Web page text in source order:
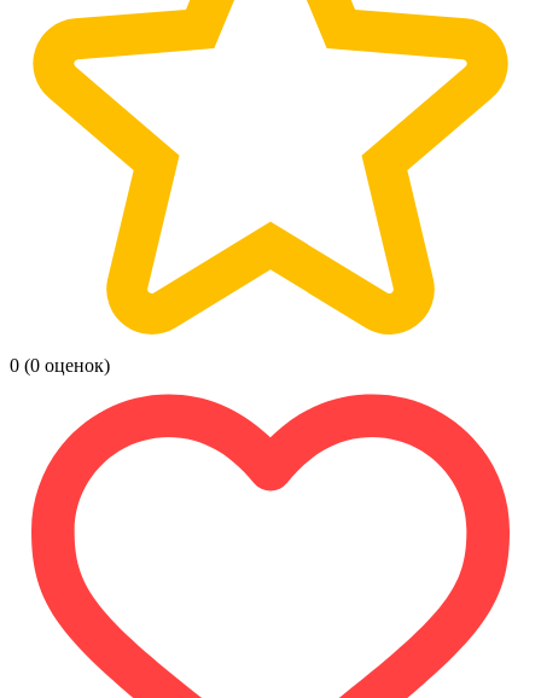
0 (0 оценок)